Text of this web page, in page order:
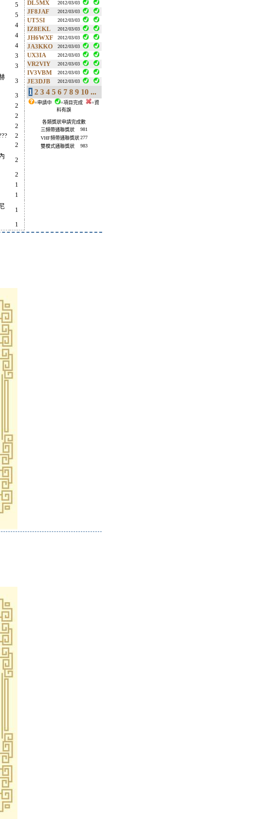
5
5
4
4
4
3
3
3
3
2
2
2
2
2
2
2
1
1
1
1
DL5MX 2012/03/03
JF8JAF 2012/03/03
UT5SI 2012/03/03
IZ8EKL 2012/03/03
JH6WXF 2012/03/03
JA3KKO 2012/03/03
UX3IA 2012/03/03
VR2VIY 2012/03/03
IV3VBM 2012/03/03
JE3DJB 2012/03/03
1 2 3 4 5 6 7 8 9 10 ...
=申請中 =項目完成
=資
料有誤
各類獎狀申請完成數
三頻帶通聯獎狀
981
VHF頻帶通聯獎狀 277
雙模式通聯獎狀
983